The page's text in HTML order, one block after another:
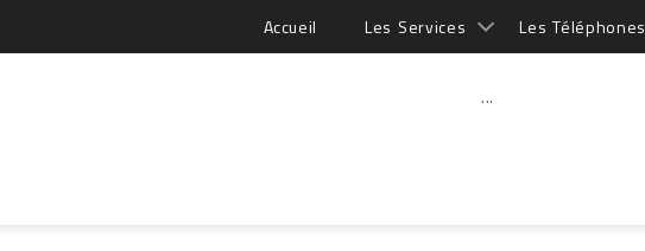
Accueil Les Services Les Téléphones
...